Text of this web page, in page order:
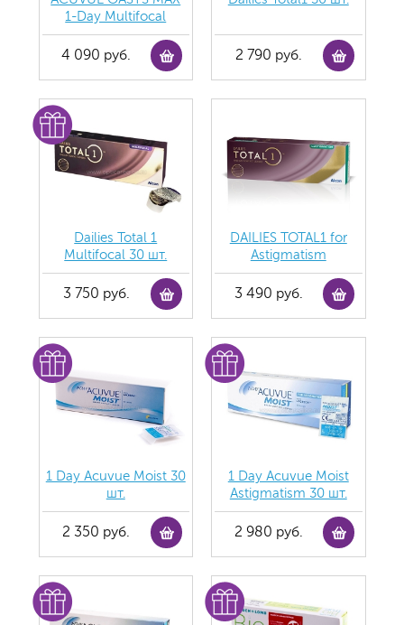
1-Day Multifocal
4 090 руб. 2 790 руб.
Dailies Total 1
Multifocal 30 шт.
3 750 руб.
DAILIES TOTAL1 for
Astigmatism
3 490 руб.
1 Day Acuvue Moist 30
шт.
2 350 руб.
1 Day Acuvue Moist
Аstigmatism 30 шт.
2 980 руб.